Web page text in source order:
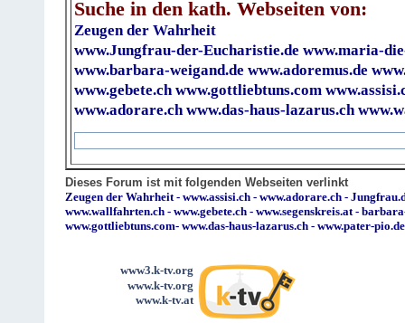
Suche in den kath. Webseiten von:
Zeugen der Wahrheit
www.Jungfrau-der-Eucharistie.de www.maria-
www.barbara-weigand.de www.adoremus.de
www.gebete.ch www.gottliebtuns.com
www.adorare.ch www.das-haus-lazarus.ch
Dieses Forum ist mit folgenden Webseiten verlinkt
Zeugen der Wahrheit - www.assisi.ch - www.adorare.ch -
www.wallfahrten.ch - www.gebete.ch - www.segenskreis.at -
www.gottliebtuns.com- www.das-haus-lazarus.ch - www.pater-pio.de
www3.k-tv.org
www.k-tv.org
www.k-tv.at